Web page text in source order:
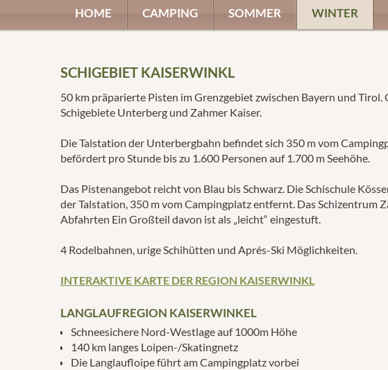
HOME CAMPING SOMMER WINTER
SCHIGEBIET KAISERWINKL
50 km präparierte Pisten im Grenzgebiet zwischen Bayern und Tirol.
Schigebiete Unterberg und Zahmer Kaiser.
Die Talstation der Unterbergbahn befindet sich 350 m vom
befördert pro Stunde bis zu 1.600 Personen auf 1.700 m Seehöhe.
Das Pistenangebot reicht von Blau bis Schwarz. Die Schischule
der Talstation, 350 m vom Campingplatz entfernt. Das Schizentrum
Abfahrten Ein Großteil davon ist als „leicht“ eingestuft.
4 Rodelbahnen, urige Schihütten und Aprés-Ski Möglichkeiten.
INTERAKTIVE KARTE DER REGION KAISERWINKL
LANGLAUFREGION KAISERWINKEL
Schneesichere Nord-Westlage auf 1000m Höhe
140 km langes Loipen-/Skatingnetz
Die Langlaufloipe führt am Campingplatz vorbei